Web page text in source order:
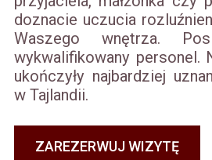
doznacie uczucia
Waszego wnętrza.
wykwalifikowany personel.
ukończyły najbardziej
w Tajlandii.
ZAREZERWUJ WIZYTĘ